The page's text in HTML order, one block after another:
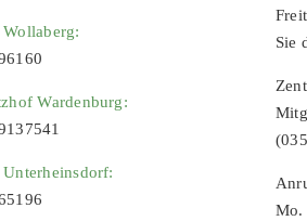
Wardenburg:
Sie
Mo.